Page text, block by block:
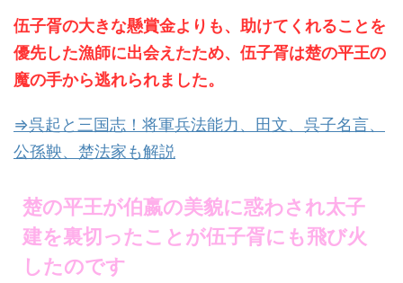
伍子胥の大きな懸賞金よりも、助けてくれることを
優先した漁師に出会えたため、伍子胥は楚の平王の
魔の手から逃れられました。
⇒呉起と三国志！将軍兵法能力、田文、呉子名言、
公孫鞅、楚法家も解説
楚の平王が伯嬴の美貌に惑わされ太子
建を裏切ったことが伍子胥にも飛び火
したのです